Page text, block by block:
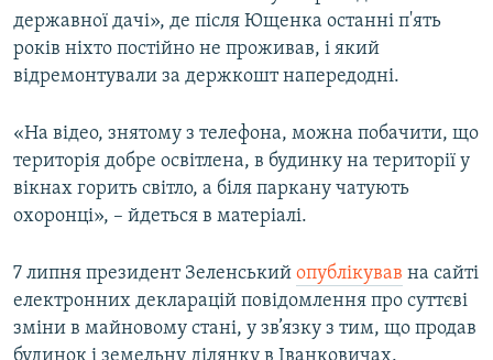
державної дачі», де після Ющенка останні п'ять
років ніхто постійно не проживав, і який
відремонтували за держкошт напередодні.
«На відео, знятому з телефона, можна побачити, що
територія добре освітлена, в будинку на території у
вікнах горить світло, а біля паркану чатують
охоронці», – йдеться в матеріалі.
7 липня президент Зеленський опублікував на сайті
електронних декларацій повідомлення про суттєві
зміни в майновому стані, у зв’язку з тим, що продав